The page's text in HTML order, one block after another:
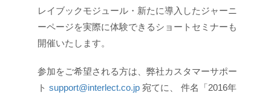
レイブックモジュール・新たに導入したジャーニ
ーページを実際に体験できるショートセミナーも
開催いたします。
参加をご希望される方は、弊社カスタマーサポー
トsupport@interlect.co.jp 宛てに、 件名「2016年